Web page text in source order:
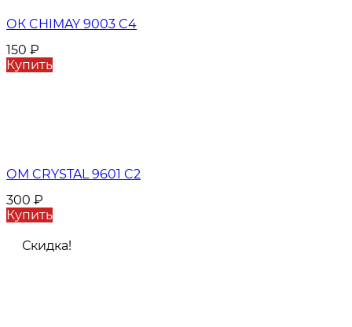
ОК CHIMAY 9003 C4
150 ₽
Купить
ОМ CRYSTAL 9601 C2
300 ₽
Купить
Скидка!